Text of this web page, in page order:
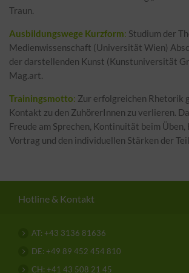
Traun.
Ausbildungswege Kurzform: Studium der
Medienwissenschaft (Universität Wien)
der darstellenden Kunst (Kunstuniversität
Mag.art.
Trainingsmotto: Zur erfolgreichen Rhetorik
Kontakt zu den ZuhörerInnen zu verlieren.
Freude am Sprechen, Kontinuität beim Üben,
Vortrag und den individuellen Stärken der
Hotline & Kontakt
AT: +43 3136 81636
DE: +49 89 452 454 810
CH: +41 43 508 21 45